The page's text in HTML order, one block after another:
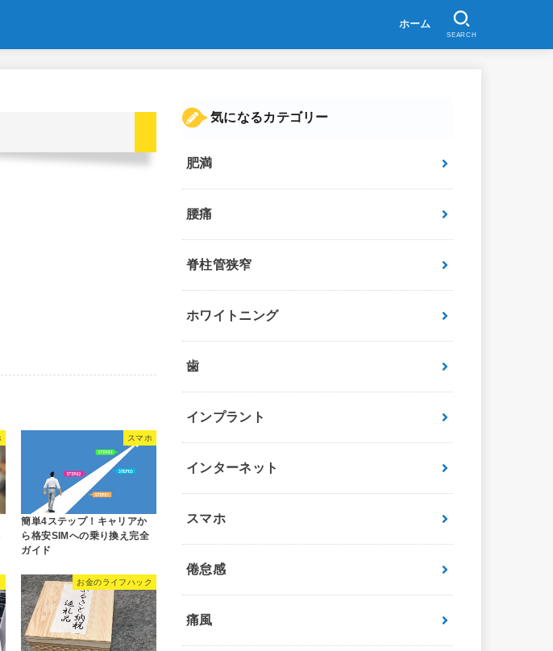
ホーム
SEARCH
スマホ
簡単4ステップ！キャリアか
ら格安SIMへの乗り換え完全
ガイド
お金のライフハック
気になるカテゴリー
肥満
腰痛
脊柱管狭窄
ホワイトニング
歯
インプラント
インターネット
スマホ
倦怠感
痛風